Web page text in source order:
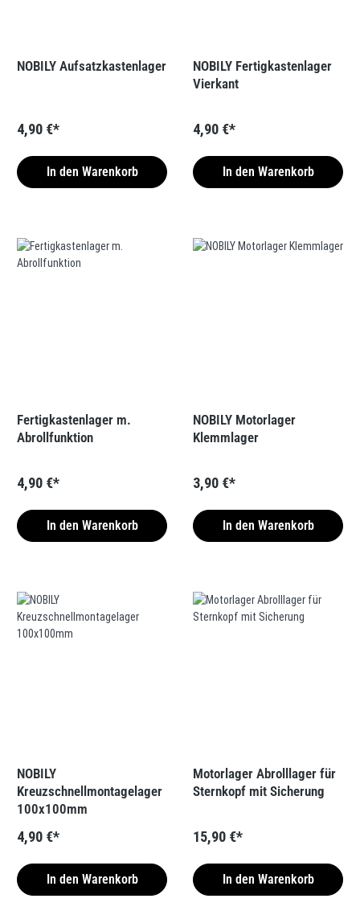
NOBILY Aufsatzkastenlager
4,90 €*
In den Warenkorb
NOBILY Fertigkastenlager
Vierkant
4,90 €*
In den Warenkorb
Fertigkastenlager m.
Abrollfunktion
4,90 €*
In den Warenkorb
NOBILY Motorlager
Klemmlager
3,90 €*
In den Warenkorb
NOBILY
Kreuzschnellmontagelager
100x100mm
4,90 €*
In den Warenkorb
Motorlager Abrolllager für
Sternkopf mit Sicherung
15,90 €*
In den Warenkorb